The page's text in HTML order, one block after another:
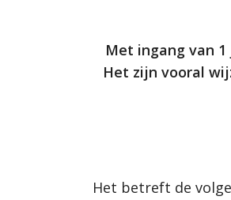
Met ingang van
Het zijn vooral
Het betreft de